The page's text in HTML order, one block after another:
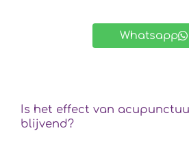
Whatsapp
Is het effect van
blijvend?